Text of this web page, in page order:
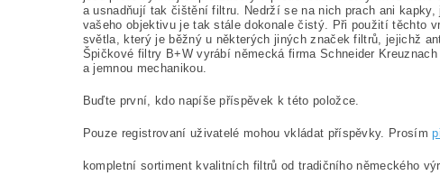
a usnadňují tak čištění filtru. Nedrží se na nich prach ani
vašeho objektivu je tak stále dokonale čistý. Při použití těchto
světla, který je běžný u některých jiných značek filtrů, jejichž
Špičkové filtry B+W vyrábí německá firma Schneider
a jemnou mechanikou.
Buďte první, kdo napíše příspěvek k této položce.
Pouze registrovaní uživatelé mohou vkládat příspěvky. Prosím
kompletní sortiment kvalitních filtrů od tradičního německého